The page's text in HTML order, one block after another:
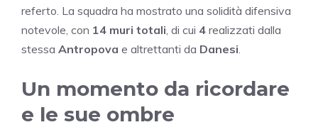
referto. La squadra ha mostrato una solidità difensiva
notevole, con 14 muri totali , di cui 4 realizzati dalla
stessa Antropova e altrettanti da Danesi
Un momento da ricordare
e le sue ombre